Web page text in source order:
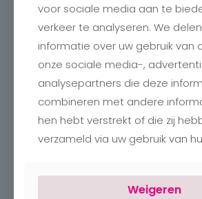
Contact
Charlotte
Romboutstraat 24
B-3740 Bilzen
voor sociale media aan te
verkeer te analyseren. We
informatie over uw gebruik van
onze sociale media-,
analysepartners die deze
combineren met andere
hen hebt verstrekt of die zij
verzameld via uw gebruik van
Weigeren